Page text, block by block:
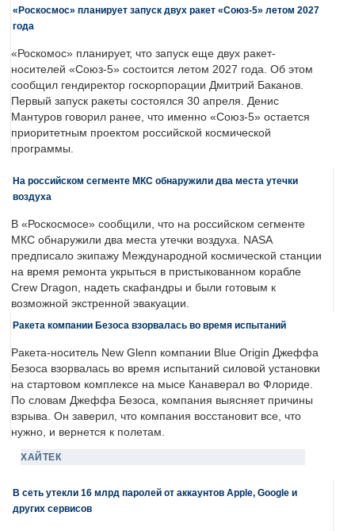
«Роскосмос» планирует запуск двух ракет «Союз-5» летом 2027
года
«Роскомос» планирует, что запуск еще двух ракет-
носителей «Союз-5» состоится летом 2027 года. Об этом
сообщил гендиректор госкорпорации Дмитрий Баканов.
Первый запуск ракеты состоялся 30 апреля. Денис
Мантуров говорил ранее, что именно «Союз-5» остается
приоритетным проектом российской космической
программы.
На российском сегменте МКС обнаружили два места утечки
воздуха
В «Роскосмосе» сообщили, что на российском сегменте
МКС обнаружили два места утечки воздуха. NASA
предписало экипажу Международной космической станции
на время ремонта укрыться в пристыкованном корабле
Crew Dragon, надеть скафандры и были готовым к
возможной экстренной эвакуации.
Ракета компании Безоса взорвалась во время испытаний
Ракета-носитель New Glenn компании Blue Origin Джеффа
Безоса взорвалась во время испытаний силовой установки
на стартовом комплексе на мысе Канаверал во Флориде.
По словам Джеффа Безоса, компания выясняет причины
взрыва. Он заверил, что компания восстановит все, что
нужно, и вернется к полетам.
ХАЙТЕК
В сеть утекли 16 млрд паролей от аккаунтов Apple, Google и
других сервисов